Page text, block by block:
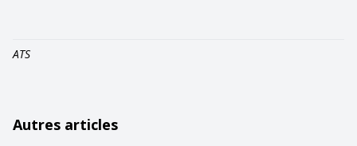
ATS
Autres articles